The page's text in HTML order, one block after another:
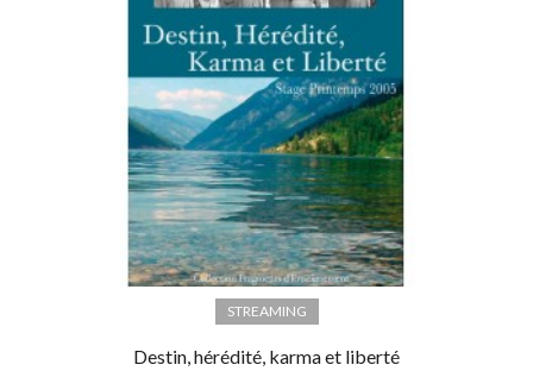
STREAMING
Destin, hérédité, karma et liberté